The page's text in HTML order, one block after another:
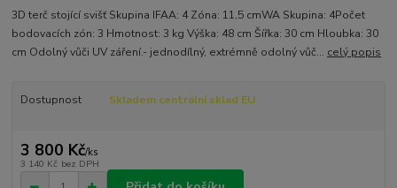
3D terč stojící svišť Skupina IFAA: 4 Zóna: 11,5 cmWA Skupina: 4Počet
bodovacích zón: 3 Hmotnost: 3 kg Výška: 48 cm Šířka: 30 cm Hloubka: 30
cm Odolný vůči UV záření.- jednodílný, extrémně odolný vůč... celý popis
Dostupnost Skladem centrální sklad EU
3 800 Kč/ks
3 140 Kč bez DPH